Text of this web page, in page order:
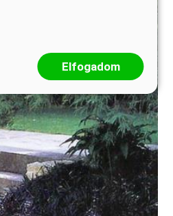
Elfogadom